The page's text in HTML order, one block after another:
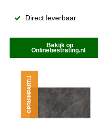
Direct leverbaar
Bekijk op
Onlinebestrating.nl
OPRUIMPARTIJ